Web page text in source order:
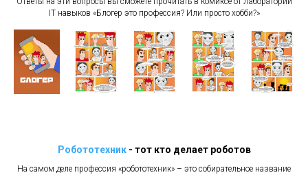
IT навыков «Блогер это профессия? Или просто хобби?»
Робототехник - тот кто делает роботов
На самом деле профессия «робототехник» – это собирательное название